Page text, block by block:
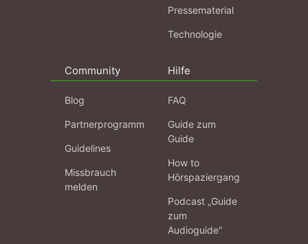
Pressematerial
Technologie
Community
Blog
Partnerprogramm
Guidelines
Missbrauch
melden
Hilfe
FAQ
Guide zum
Guide
How to
Hörspaziergang
Podcast „Guide
zum
Audioguide“